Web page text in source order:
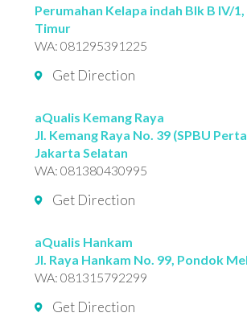
Perumahan Kelapa indah Blk B IV/
Timur
WA:081295391225
Get Direction
aQualis Kemang Raya
Jl. Kemang Raya No. 39 (SPBU
Jakarta Selatan
WA:081380430995
Get Direction
aQualis Hankam
Jl. Raya Hankam No. 99, Pondok
WA:081315792299
Get Direction